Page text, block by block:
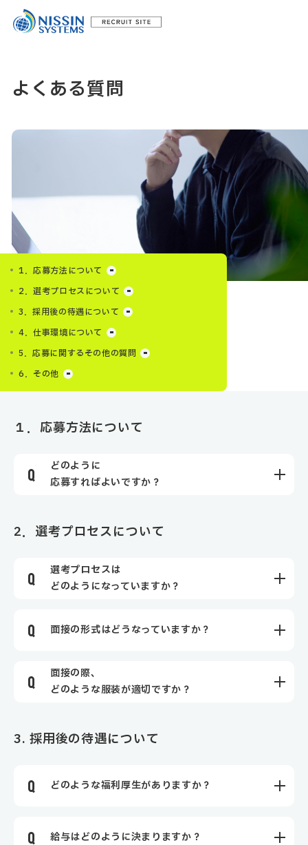
よくある質問
１．応募方法について
どのように
応募すればよいですか？
2．選考プロセスについて
選考プロセスは
どのようになっていますか？
面接の形式はどうなっていますか？
面接の際、
どのような服装が適切ですか？
3. 採用後の待遇について
どのような福利厚生がありますか？
給与はどのように決まりますか？
1．応募方法について
2．選考プロセスについて
3．採用後の待遇について
4．仕事環境について
5．応募に関するその他の質問
6．その他